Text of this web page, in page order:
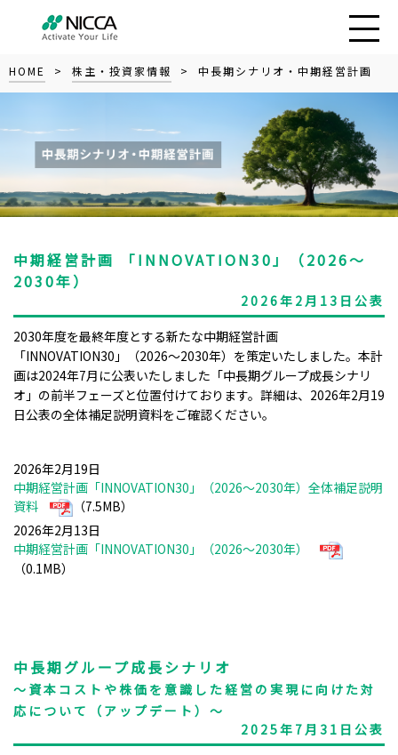
HOME > 株主・投資家情報 > 中長期シナリオ・中期経営計画
中期経営計画 「INNOVATION30」（2026～
2030年）
2026年2月13日公表
2030年度を最終年度とする新たな中期経営計画
「INNOVATION30」（2026～2030年）を策定いたしました。本計
画は2024年7月に公表いたしました「中長期グループ成長シナリ
オ」の前半フェーズと位置付けております。詳細は、2026年2月19
日公表の全体補足説明資料をご確認ください。​
2026年2月19日
中期経営計画「INNOVATION30」（2026～2030年）全体補足説明
資料
（7.5MB）
2026年2月13日
中期経営計画「INNOVATION30」（2026～2030年）
（0.1MB）
中長期グループ成長シナリオ
～資本コストや株価を意識した経営の実現に向けた対
応について（アップデート）～
2025年7月31日公表